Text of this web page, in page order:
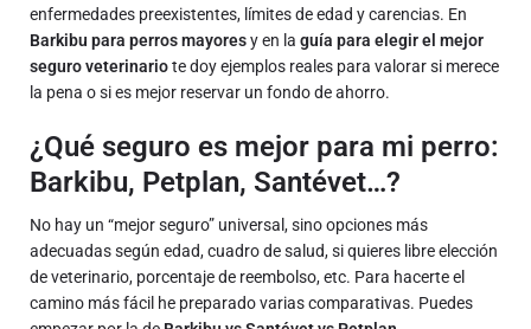
enfermedades preexistentes, límites de edad y carencias. En
Barkibu para perros mayoresy en la guía para elegir el mejor
seguro veterinariote doy ejemplos reales para valorar si merece
la pena o si es mejor reservar un fondo de ahorro.
¿Qué seguro es mejor para mi perro:
Barkibu, Petplan, Santévet…?
No hay un “mejor seguro” universal, sino opciones más
adecuadas según edad, cuadro de salud, si quieres libre elección
de veterinario, porcentaje de reembolso, etc. Para hacerte el
camino más fácil he preparado varias comparativas. Puedes